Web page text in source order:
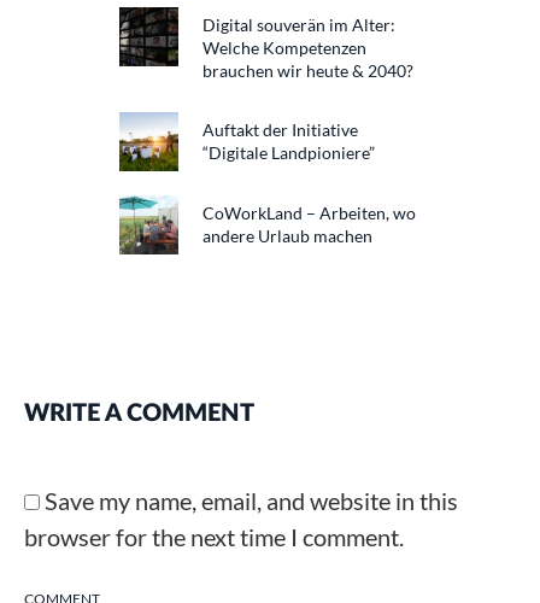
Digital souverän im Alter:
Welche Kompetenzen
brauchen wir heute & 2040?
Auftakt der Initiative
“Digitale Landpioniere”
CoWorkLand – Arbeiten, wo
andere Urlaub machen
WRITE A COMMENT
COMMENT
Save my name, email, and website in this
browser for the next time I comment.